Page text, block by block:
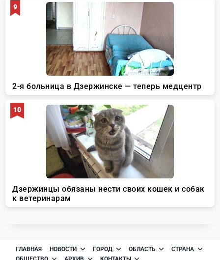
ГЛАВНАЯ НОВОСТИ ГОРОД ОБЛАСТЬ
СТРАНА